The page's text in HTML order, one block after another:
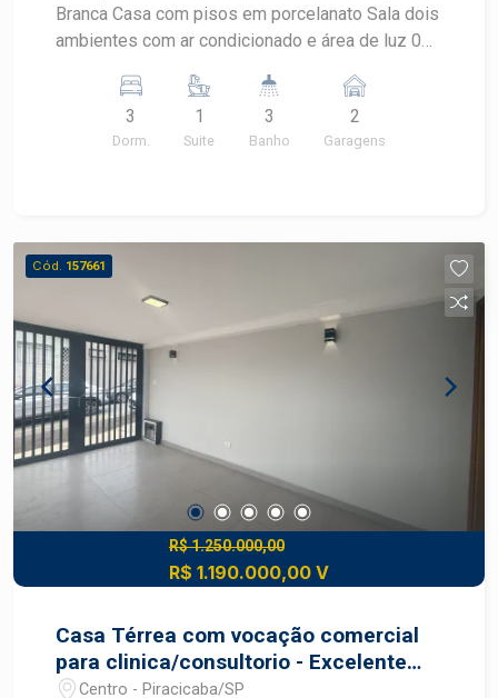
Branca Casa com pisos em porcelanato Sala dois
ambientes com ar condicionado e área de luz 03
condicionado cozinha planejada banheiro social
lavanderia churrasqueira garagem para 2 carros
Portão automatizado Agende uma visita com
3
Dorm.
1
Suite
3
Banho
2
Garagens
Cód. 157661
R$ 1.250.000,00
R$ 1.190.000,00 V
Casa Térrea com vocação comercial
para clinica/consultorio - Excelente
local - Piracicaba - SP
Centro - Piracicaba/SP